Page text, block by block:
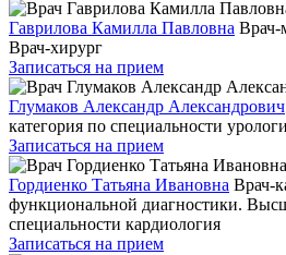
Гаврилова Камилла Павловна Врач-
Врач-хирург
Записаться на прием
Глумаков Александр Александрович
категория по специальности
Записаться на прием
Гордиенко Татьяна Ивановна Врач-
функциональной диагностики.
специальности кардиология
Записаться на прием